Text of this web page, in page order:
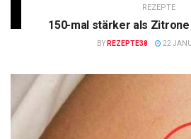
REZEPTE
150-mal stärker als Zitrone
BY REZEPTE38 22